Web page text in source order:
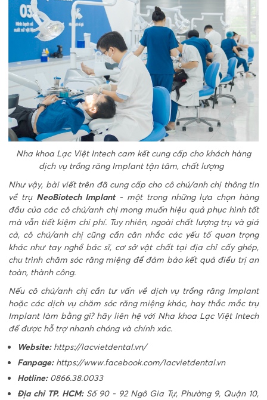
Nha khoa Lạc Việt Intech cam kết cung cấp cho khách hàng
dịch vụ trồng răng Implant tận tâm, chất lượng
Như vậy, bài viết trên đã cung cấp cho cô chú/anh chị thông tin
về trụ NeoBiotech Implant- một trong những lựa chọn hàng
đầu của các cô chú/anh chị mong muốn hiệu quả phục hình tốt
mà vẫn tiết kiệm chi phí. Tuy nhiên, ngoài chất lượng trụ và giá
cả, cô chú/anh chị cũng cần cân nhắc các yếu tố quan trọng
khác như tay nghề bác sĩ, cơ sở vật chất tại địa chỉ cấy ghép,
chu trình chăm sóc răng miệng để đảm bảo kết quả điều trị an
toàn, thành công.
Nếu cô chú/anh chị cần tư vấn về dịch vụ trồng răng Implant
hoặc các dịch vụ chăm sóc răng miệng khác, hay thắc mắc trụ
Implant làm bằng gì? hãy liên hệ với Nha khoa Lạc Việt Intech
để được hỗ trợ nhanh chóng và chính xác.
Website: https://lacvietdental.vn/
Fanpage: https://www.facebook.com/lacvietdental.vn
Hotline:0866.38.0033
Địa chỉ TP. HCM:Số 90 - 92 Ngô Gia Tự, Phường 9, Quận 10,